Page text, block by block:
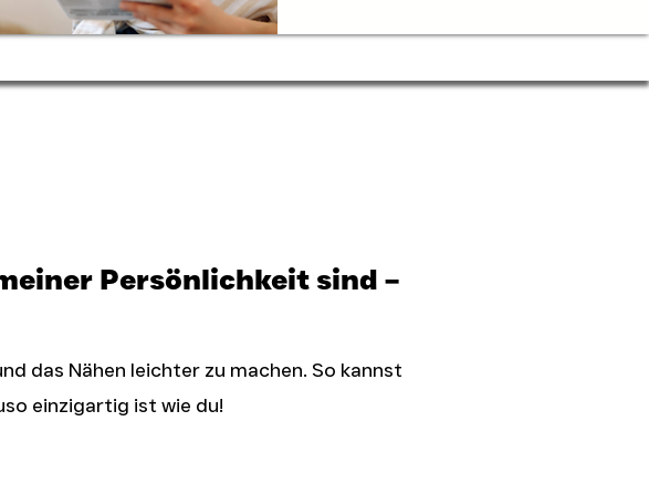
Persönlichkeit sind –
das Nähen leichter zu machen. So kannst
einzigartig ist wie du!